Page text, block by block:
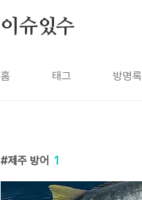
이슈있수
홈 태그 방명록
제주 방어 1